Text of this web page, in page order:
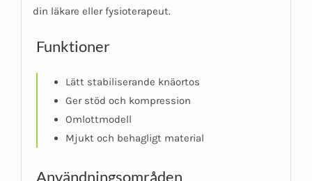
din läkare eller fysioterapeut.
Funktioner
Lätt stabiliserande knäortos
Ger stöd och kompression
Omlottmodell
Mjukt och behagligt material
Användningsområden